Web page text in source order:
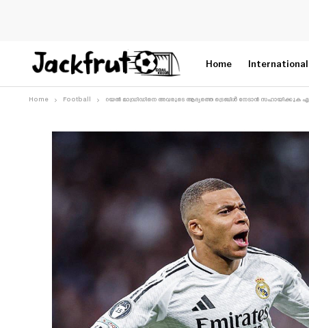
Home International
Home Football റയൽ മാഡ്രിഡിനെ അവരുടെ ആദ്യത്തെ ട്രെബിൾ നേടാൻ സഹായിക്കുക